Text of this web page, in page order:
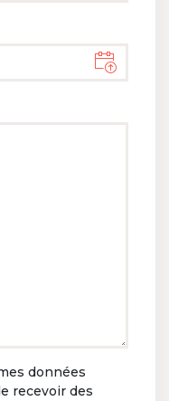
données
recevoir des